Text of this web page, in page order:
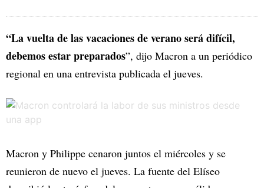
“La vuelta de las vacaciones de verano será difícil,
debemos estar preparados”, dijo Macron a un periódico
regional en una entrevista publicada el jueves.
Macron y Philippe cenaron juntos el miércoles y se
reunieron de nuevo el jueves. La fuente del Elíseo